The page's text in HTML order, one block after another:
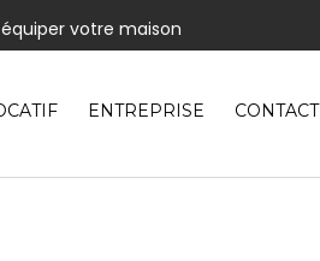
votre maison
de type « clé en main »
ENTREPRISE CONTACT